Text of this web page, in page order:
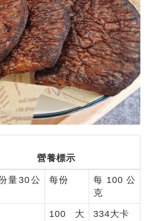
營養標示
量30公
每份
每100公
克
100大
334大卡